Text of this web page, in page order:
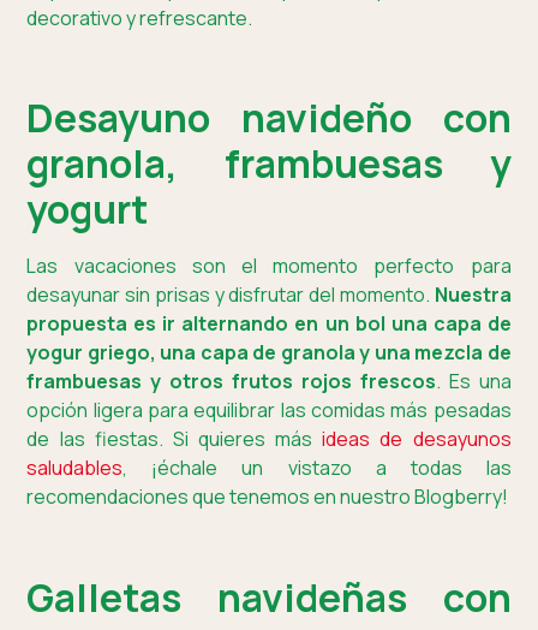
decorativo y refrescante.
Desayuno navideño con
granola, frambuesas y
yogurt
Las vacaciones son el momento perfecto para
desayunar sin prisas y disfrutar del momento. Nuestra
propuesta es ir alternando en un bol una capa de
yogur griego, una capa de granola y una mezcla de
frambuesas y otros frutos rojos frescos. Es una
opción ligera para equilibrar las comidas más pesadas
de las fiestas. Si quieres másideas de desayunos
saludables, ¡échale un vistazo a todas las
recomendaciones que tenemos en nuestro Blogberry!
Galletas navideñas con